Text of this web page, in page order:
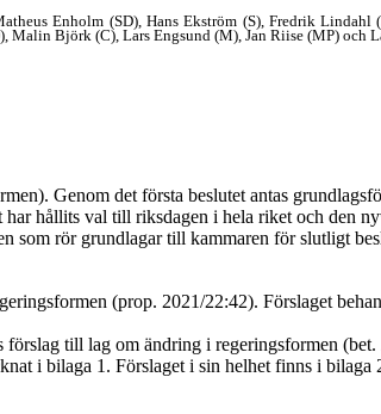
Enholm (SD), Hans Ekström (S), Fredrik
Malin Björk (C), Lars Engsund (M), Jan Riise (MP) och
Genom det första beslutet antas
hållits val till riksdagen i hela riket och den
som rör grundlagar till kammaren för slutligt
(prop. 2021/22:42). Förslaget
förslag till lag om ändring i regeringsformen
i bilaga 1.Förslaget i sin helhet finns i bilaga